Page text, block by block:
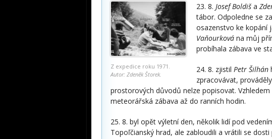
Z expedice roku 1971.
Autor: Zdeněk Štorek.
23. 8. Josef Boldiša
tábor. Odpoledne se
osazenstvo ke kopání
Vaňourková na můj
probíhala zábava ve
24. 8. zjistil Petr Šilhán
zpracovávat,
prostorových důvodů nelze popisovat.
meteorářská zábava až do ranních hodin.
25. 8. byl opět výletní den, několik lidí pod
Topoľčianský hrad, ale zabloudili a vrátili se